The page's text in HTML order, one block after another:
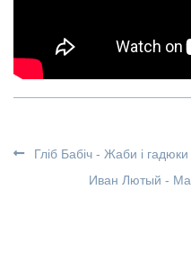
Гліб Бабіч - Жаби і
Иван Лютый -